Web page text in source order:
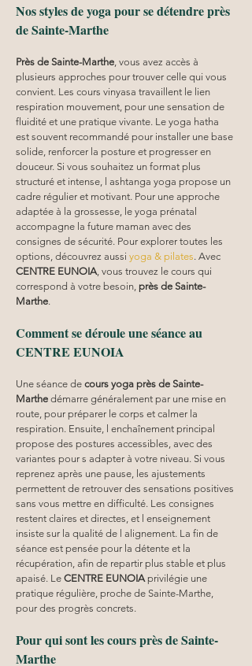
Nos styles de yoga pour se détendre près
de Sainte-Marthe
Près de Sainte-Marthe , vous avez accès à
plusieurs approches pour trouver celle qui vous
convient. Les cours vinyasa travaillent le lien
respiration mouvement, pour une sensation de
fluidité et une pratique vivante. Le yoga hatha
est souvent recommandé pour installer une base
solide, renforcer la posture et progresser en
douceur. Si vous souhaitez un format plus
structuré et intense, l ashtanga yoga propose un
cadre régulier et motivant. Pour une approche
adaptée à la grossesse, le yoga prénatal
accompagne la future maman avec des
consignes de sécurité. Pour explorer toutes les
options, découvrez aussi yoga & pilates. Avec
CENTRE EUNOIA , vous trouvez le cours qui
correspond à votre besoin, près de Sainte-
Marthe.
Comment se déroule une séance au
CENTRE EUNOIA
Une séance de cours yoga près de Sainte-
Marthe démarre généralement par une mise en
route, pour préparer le corps et calmer la
respiration. Ensuite, l enchaînement principal
propose des postures accessibles, avec des
variantes pour s adapter à votre niveau. Si vous
reprenez après une pause, les ajustements
permettent de retrouver des sensations positives
sans vous mettre en difficulté. Les consignes
restent claires et directes, et l enseignement
insiste sur la qualité de l alignement. La fin de
séance est pensée pour la détente et la
récupération, afin de repartir plus stable et plus
apaisé. Le CENTRE EUNOIA privilégie une
pratique régulière, proche de Sainte-Marthe,
pour des progrès concrets.
Pour qui sont les cours près de Sainte-
Marthe